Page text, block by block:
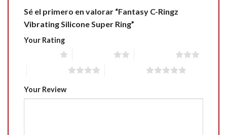
Sé el primero en valorar “Fantasy C-Ringz
Vibrating Silicone Super Ring”
Your Rating
Your Review